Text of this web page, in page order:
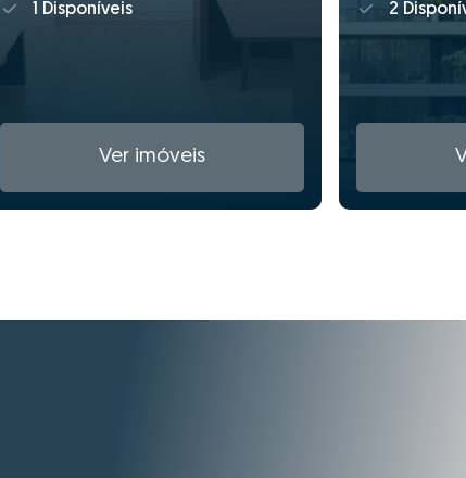
1 Disponíveis
Ver imóveis
2